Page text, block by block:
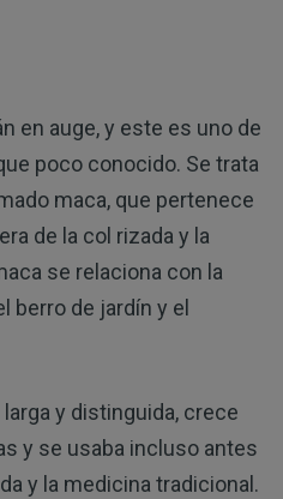
en auge, y este es uno de
poco conocido. Se trata
maca, que pertenece
de la col rizada y la
se relaciona con la
berro de jardín y el
y distinguida, crece
y se usaba incluso antes
y la medicina tradicional.